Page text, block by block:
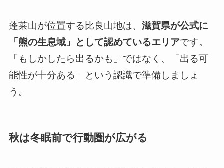
蓬莱山が位置する比良山地は、 滋賀県が公式に
「熊の生息域」として認めているエリアです。
「もしかしたら出るかも」ではなく、「出る可
能性が十分ある」という認識で準備しましょ
う。
秋は冬眠前で行動圏が広がる